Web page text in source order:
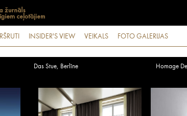
INSIDER'S VIEW VEIKALS FOTO GALERIJAS
Das Stue, Berlīne Homage